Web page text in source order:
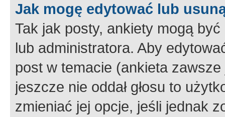
Jak mogę edytować lub
Tak jak posty, ankiety mogą
lub administratora. Aby
post w temacie (ankieta
jeszcze nie oddał głosu to
zmieniać jej opcje, jeśli jednak